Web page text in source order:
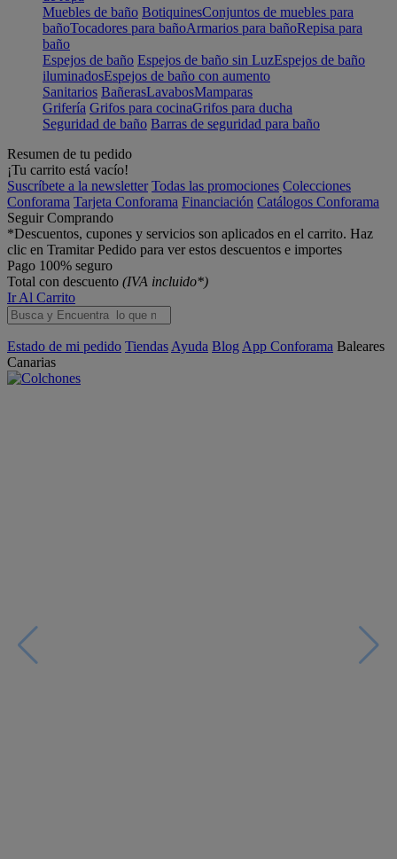
Muebles de baño BotiquinesConjuntos de muebles para
bañoTocadores para bañoArmarios para bañoRepisa para
baño
Espejos de baño Espejos de baño sin LuzEspejos de baño
iluminadosEspejos de baño con aumento
Sanitarios BañerasLavabosMamparas
Grifería Grifos para cocinaGrifos para ducha
Seguridad de baño Barras de seguridad para baño
Resumen de tu pedido
¡Tu carrito está vacío!
Suscríbete a la newsletter Todas las promociones Colecciones
Conforama Tarjeta Conforama Financiación Catálogos Conforama
Seguir Comprando
*Descuentos, cupones y servicios son aplicados en el carrito. Haz
clic en Tramitar Pedido para ver estos descuentos e importes
Pago 100% seguro
Total con descuento (IVA incluido*)
Ir Al Carrito
Estado de mi pedido Tiendas Ayuda Blog App Conforama Baleares
Canarias